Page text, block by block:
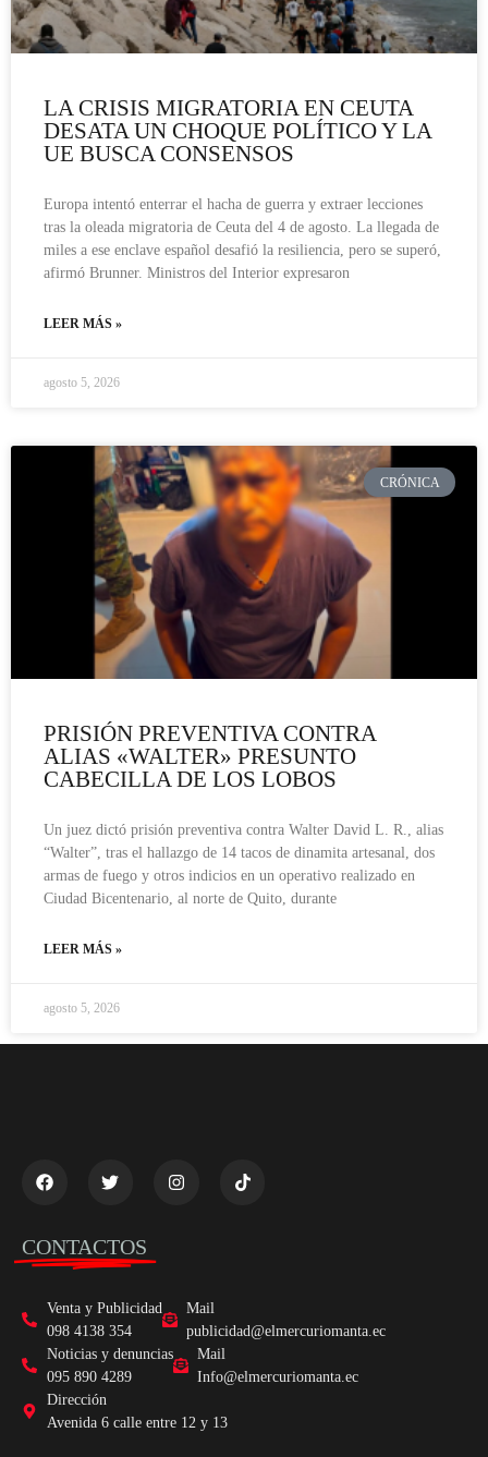
LA CRISIS MIGRATORIA EN CEUTA
DESATA UN CHOQUE POLÍTICO Y LA
UE BUSCA CONSENSOS
Europa intentó enterrar el hacha de guerra y extraer lecciones
tras la oleada migratoria de Ceuta del 4 de agosto. La llegada de
miles a ese enclave español desafió la resiliencia, pero se superó,
afirmó Brunner. Ministros del Interior expresaron
LEER MÁS »
agosto 5, 2026
CRÓNICA
PRISIÓN PREVENTIVA CONTRA
ALIAS «WALTER» PRESUNTO
CABECILLA DE LOS LOBOS
Un juez dictó prisión preventiva contra Walter David L. R., alias
“Walter”, tras el hallazgo de 14 tacos de dinamita artesanal, dos
armas de fuego y otros indicios en un operativo realizado en
Ciudad Bicentenario, al norte de Quito, durante
LEER MÁS »
agosto 5, 2026
CONTACTOS
Venta y Publicidad
098 4138 354
Mail
publicidad@elmercuriomanta.ec
Noticias y denuncias
095 890 4289
Mail
Info@elmercuriomanta.ec
Dirección
Avenida 6 calle entre 12 y 13